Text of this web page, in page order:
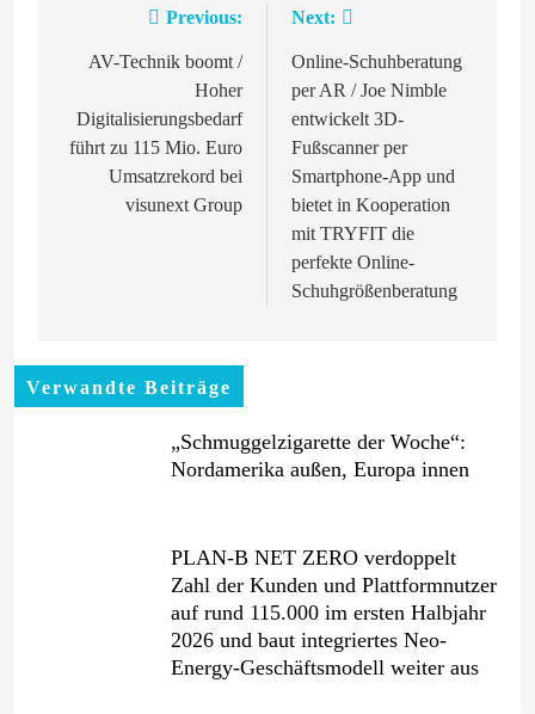
Beitragsnavigation
Previous:
AV-Technik boomt /
Hoher
Digitalisierungsbedarf
führt zu 115 Mio. Euro
Umsatzrekord bei
visunext Group
Next:
Online-Schuhberatung
per AR / Joe Nimble
entwickelt 3D-
Fußscanner per
Smartphone-App und
bietet in Kooperation
mit TRYFIT die
perfekte Online-
Schuhgrößenberatung
Verwandte Beiträge
„Schmuggelzigarette der Woche“:
Nordamerika außen, Europa innen
PLAN-B NET ZERO verdoppelt
Zahl der Kunden und Plattformnutzer
auf rund 115.000 im ersten Halbjahr
2026 und baut integriertes Neo-
Energy-Geschäftsmodell weiter aus